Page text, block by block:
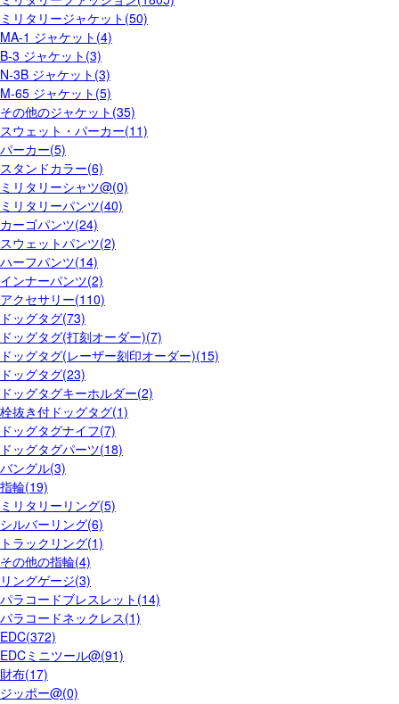
ミリタリージャケット(50)
MA-1 ジャケット(4)
B-3 ジャケット(3)
N-3B ジャケット(3)
M-65 ジャケット(5)
その他のジャケット(35)
スウェット・パーカー(11)
パーカー(5)
スタンドカラー(6)
ミリタリーシャツ@(0)
ミリタリーパンツ(40)
カーゴパンツ(24)
スウェットパンツ(2)
ハーフパンツ(14)
インナーパンツ(2)
アクセサリー(110)
ドッグタグ(73)
ドッグタグ(打刻オーダー)(7)
ドッグタグ(レーザー刻印オーダー)(15)
ドッグタグ(23)
ドッグタグキーホルダー(2)
栓抜き付ドッグタグ(1)
ドッグタグナイフ(7)
ドッグタグパーツ(18)
バングル(3)
指輪(19)
ミリタリーリング(5)
シルバーリング(6)
トラックリング(1)
その他の指輪(4)
リングゲージ(3)
パラコードブレスレット(14)
パラコードネックレス(1)
EDC(372)
EDCミニツール@(91)
財布(17)
ジッポー@(0)